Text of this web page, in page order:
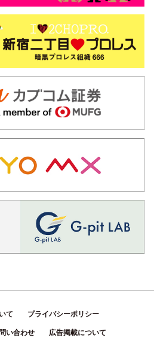
て プライバシーポリシー
い合わせ 広告掲載について